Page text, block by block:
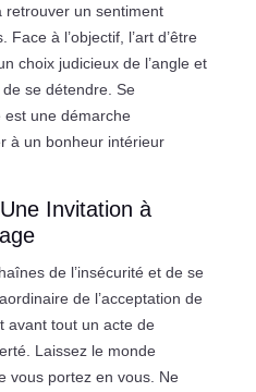
retrouver un sentiment
à l’objectif, l’art d’être
choix judicieux de l’angle et
se détendre. Se
est une démarche
à un bonheur intérieur
Invitation à
de l’insécurité et de se
de l’acceptation de
avant tout un acte de
Laissez le monde
vous portez en vous. Ne